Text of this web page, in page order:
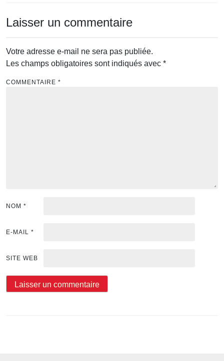
Laisser un commentaire
Votre adresse e-mail ne sera pas publiée.
Les champs obligatoires sont indiqués avec *
COMMENTAIRE *
NOM *
E-MAIL *
SITE WEB